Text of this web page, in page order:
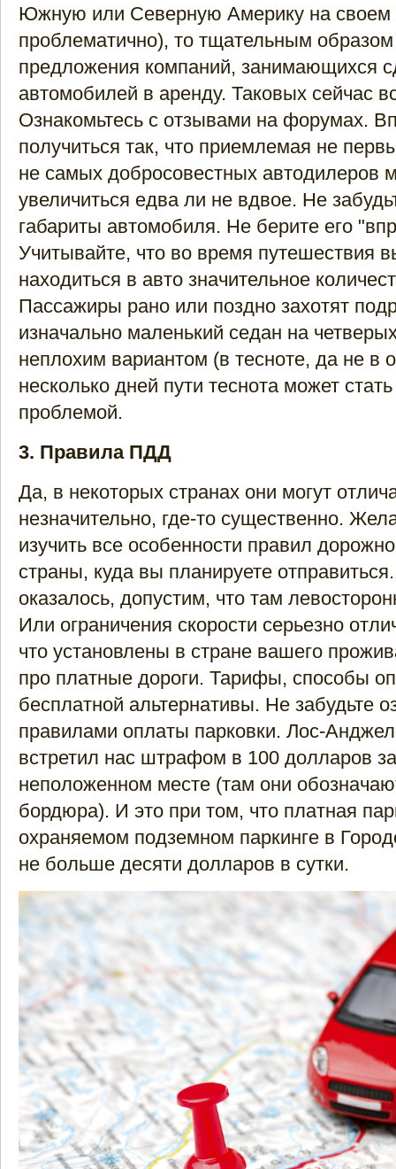
Южную или Северную Америку на своем
проблематично), то тщательным образом
предложения компаний, занимающихся
автомобилей в аренду. Таковых сейчас
Ознакомьтесь с отзывами на форумах.
получиться так, что приемлемая не
не самых добросовестных автодилеров
увеличиться едва ли не вдвое. Не
габариты автомобиля. Не берите его
Учитывайте, что во время путешествия
находиться в авто значительное
Пассажиры рано или поздно захотят
изначально маленький седан на
неплохим вариантом (в тесноте, да не в
несколько дней пути теснота может
проблемой.
3. Правила ПДД
Да, в некоторых странах они могут
незначительно, где-то существенно.
изучить все особенности правил
страны, куда вы планируете
оказалось, допустим, что там
Или ограничения скорости серьезно
что установлены в стране вашего
про платные дороги. Тарифы, способы
бесплатной альтернативы. Не забудьте
правилами оплаты парковки. Лос-
встретил нас штрафом в 100 долларов
неположенном месте (там они
бордюра). И это при том, что платная
охраняемом подземном паркинге в
не больше десяти долларов в сутки.